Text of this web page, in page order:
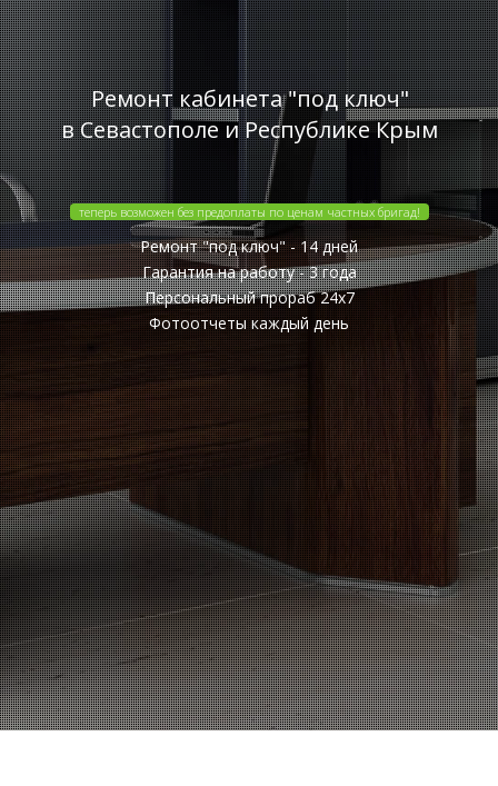
Ремонт кабинета "под ключ"
в Севастополе и Республике Крым
теперь возможен без предоплаты по ценам частных бригад!
Ремонт "под ключ" - 14 дней
Гарантия на работу - 3 года
Персональный прораб 24x7
Фотоотчеты каждый день